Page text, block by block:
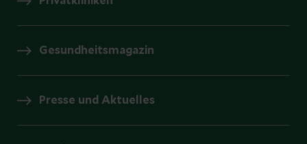
Gesundheitsmagazin
Presse und Aktuelles